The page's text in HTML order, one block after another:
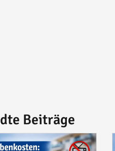
Beiträge